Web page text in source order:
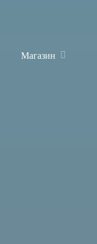
Магазин